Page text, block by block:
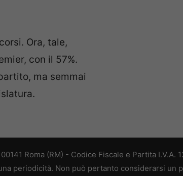
Ora, tale,
con il 57%.
ma semmai
Roma (RM) - Codice Fiscale e Partita I.V.A.
periodicità. Non può pertanto considerarsi un